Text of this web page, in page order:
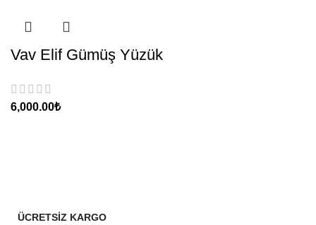
Vav Elif Gümüş Yüzük
₺
ÜCRETSİZ KARGO